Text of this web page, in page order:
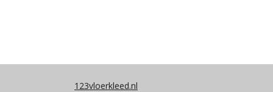
123vloerkleed.nl